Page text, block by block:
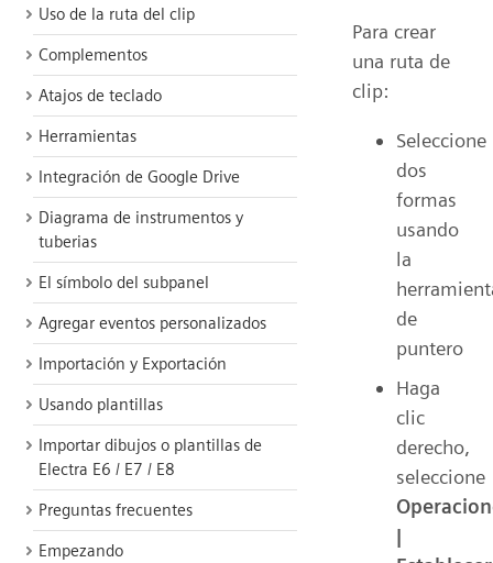
Uso de la ruta del clip
Complementos
Atajos de teclado
Herramientas
Integración de Google Drive
Diagrama de instrumentos y
tuberias
El símbolo del subpanel
Agregar eventos personalizados
Importación y Exportación
Usando plantillas
Importar dibujos o plantillas de
Electra E6 / E7 / E8
Preguntas frecuentes
Empezando
Para crear
una ruta de
clip:
Seleccione
dos
formas
usando
la
de
puntero
Haga
clic
derecho,
seleccione
|